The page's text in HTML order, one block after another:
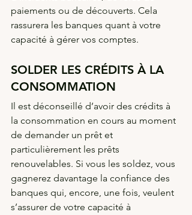
paiements ou de découverts. Cela
rassurera les banques quant à votre
capacité à gérer vos comptes.
SOLDER LES CRÉDITS À LA
CONSOMMATION
Il est déconseillé d’avoir des crédits à
la consommation en cours au moment
de demander un prêt et
particulièrement les prêts
renouvelables. Si vous les soldez, vous
gagnerez davantage la confiance des
banques qui, encore, une fois, veulent
s’assurer de votre capacité à